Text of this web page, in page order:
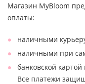
Магазин MyBloom
оплаты:
наличными
наличными при
банковской
Все платежи